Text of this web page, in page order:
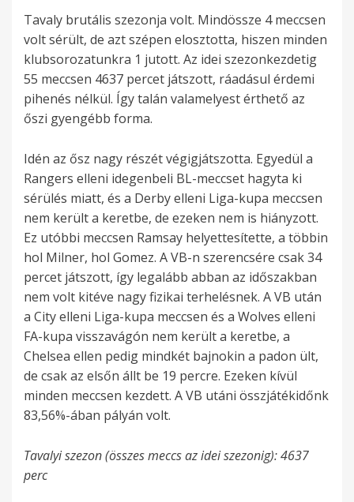
Tavaly brutális szezonja volt. Mindössze 4 meccsen
volt sérült, de azt szépen elosztotta, hiszen minden
klubsorozatunkra 1 jutott. Az idei szezonkezdetig
55 meccsen 4637 percet játszott, ráadásul érdemi
pihenés nélkül. Így talán valamelyest érthető az
őszi gyengébb forma.
Idén az ősz nagy részét végigjátszotta. Egyedül a
Rangers elleni idegenbeli BL-meccset hagyta ki
sérülés miatt, és a Derby elleni Liga-kupa meccsen
nem került a keretbe, de ezeken nem is hiányzott.
Ez utóbbi meccsen Ramsay helyettesítette, a többin
hol Milner, hol Gomez. A VB-n szerencsére csak 34
percet játszott, így legalább abban az időszakban
nem volt kitéve nagy fizikai terhelésnek. A VB után
a City elleni Liga-kupa meccsen és a Wolves elleni
FA-kupa visszavágón nem került a keretbe, a
Chelsea ellen pedig mindkét bajnokin a padon ült,
de csak az elsőn állt be 19 percre. Ezeken kívül
minden meccsen kezdett. A VB utáni összjátékidőnk
83,56%-ában pályán volt.
Tavalyi szezon (összes meccs az idei szezonig): 4637
perc